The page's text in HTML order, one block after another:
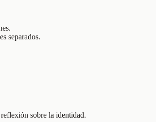
separados.
sobre la identidad.